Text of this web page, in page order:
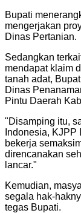
Bupati
mengerjakan
Dinas Pertanian.
Sedangkan
mendapat klaim
tanah adat,
Dinas
Pintu Daerah
"Disamping itu,
Indonesia,
bekerja
direncanakan
lancar."
Kemudian,
segala hak-
tegas Bupati.